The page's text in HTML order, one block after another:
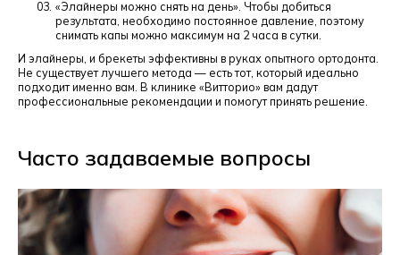
«Элайнеры можно снять на день». Чтобы добиться
результата, необходимо постоянное давление, поэтому
снимать капы можно максимум на 2 часа в сутки.
И элайнеры, и брекеты эффективны в руках опытного ортодонта.
Не существует лучшего метода — есть тот, который идеально
подходит именно вам. В клинике «Витторио» вам дадут
профессиональные рекомендации и помогут принять решение.
Часто задаваемые вопросы